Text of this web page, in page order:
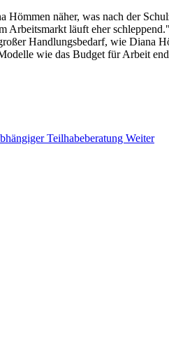
näher, was nach der
läuft eher
Handlungsbedarf, wie Diana
wie das Budget für Arbeit
Teilhabeberatung Weiter